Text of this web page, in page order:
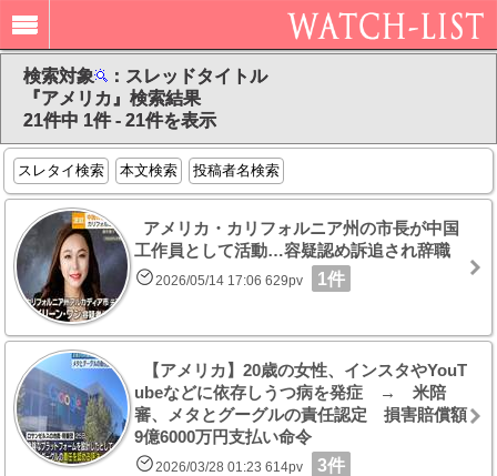
検索対象
：スレッドタイトル
『アメリカ』検索結果
21件中 1件 - 21件を表示
スレタイ検索 本文検索 投稿者名検索
アメリカ・カリフォルニア州の市長が中国
工作員として活動…容疑認め訴追され辞職
2026/05/14 17:06 629pv 1件
【アメリカ】20歳の女性、インスタやYouT
ubeなどに依存しうつ病を発症 → 米陪
審、メタとグーグルの責任認定 損害賠償額
9億6000万円支払い命令
2026/03/28 01:23 614pv 3件